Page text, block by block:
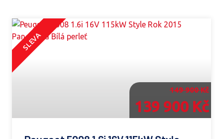
SLEVA
149 900 Kč
139 900 Kč